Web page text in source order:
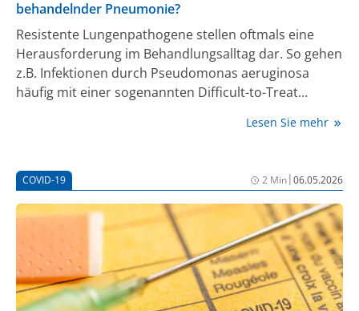
behandelnder Pneumonie?
Resistente Lungenpathogene stellen oftmals eine
Herausforderung im Behandlungsalltag dar. So gehen
z.B. Infektionen durch Pseudomonas aeruginosa
häufig mit einer sogenannten Difficult-to-Treat
neue S3-Leitlinie zur Antibiotikatherapie schwerer
Lesen Sie mehr
COVID-19 2 Min|06.05.2026